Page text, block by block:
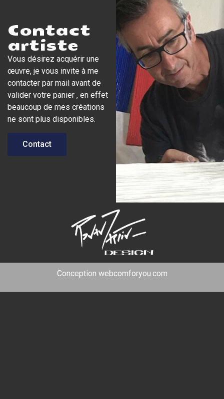
Contact
artiste
Vous désirez acquérir une
œuvre, je vous invite à me
contacter par mail avant de
valider votre panier , en effet
beaucoup de mes créations
ne sont plus disponibles.
Contact
Conception webcomforyou.com